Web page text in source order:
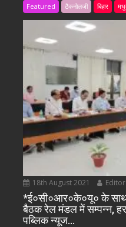
Featured टैकनोलजी बिहार
18th August 2021 Editor
*ई०सी०आर०के०यू० के साथ
बैठक रेल मंडल में सम्पन्न,
पब्लिक न्यूज…